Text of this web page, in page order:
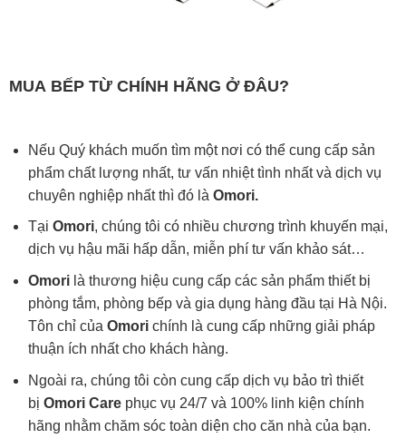
MUA BẾP TỪCHÍNH HÃNG Ở ĐÂU?
Nếu Quý khách muốn tìm một nơi có thể cung cấp sản
phẩm chất lượng nhất, tư vấn nhiệt tình nhất và dịch vụ
chuyên nghiệp nhất thì đó là Omori.
Tại Omori, chúng tôi có nhiều chương trình khuyến mại,
dịch vụ hậu mãi hấp dẫn, miễn phí tư vấn khảo sát…
Omori là thương hiệu cung cấp các sản phẩm thiết bị
phòng tắm, phòng bếp và gia dụng hàng đầu tại Hà Nội.
Tôn chỉ của Omorichính là cung cấp những giải pháp
thuận ích nhất cho khách hàng.
Ngoài ra, chúng tôi còn cung cấp dịch vụ bảo trì thiết
bị Omori Carephục vụ 24/7 và 100% linh kiện chính
hãng nhằm chăm sóc toàn diện cho căn nhà của bạn.